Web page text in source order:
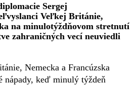
Sergej
Veľkej Británie,
na minulotýždňovom stretnutí
zahraničných vecí neuviedli
Nemecka a Francúzska
nápady, keď minulý týždeň